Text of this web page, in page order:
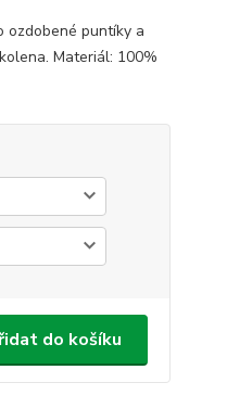
ozdobené puntíky a
Materiál: 100%
do košíku